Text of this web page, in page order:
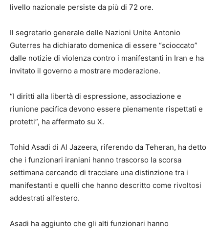
livello nazionale persiste da più di 72 ore.
Il segretario generale delle Nazioni Unite Antonio
Guterres ha dichiarato domenica di essere “scioccato”
dalle notizie di violenza contro i manifestanti in Iran e ha
invitato il governo a mostrare moderazione.
“I diritti alla libertà di espressione, associazione e
riunione pacifica devono essere pienamente rispettati e
protetti”, ha affermato su X.
Tohid Asadi di Al Jazeera, riferendo da Teheran, ha detto
che i funzionari iraniani hanno trascorso la scorsa
settimana cercando di tracciare una distinzione tra i
manifestanti e quelli che hanno descritto come rivoltosi
addestrati all’estero.
Asadi ha aggiunto che gli alti funzionari hanno